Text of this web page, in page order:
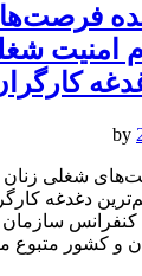
امنیت
شغلی زنان
دغدغه
کنفرانس سازمان
و کشور متبوع